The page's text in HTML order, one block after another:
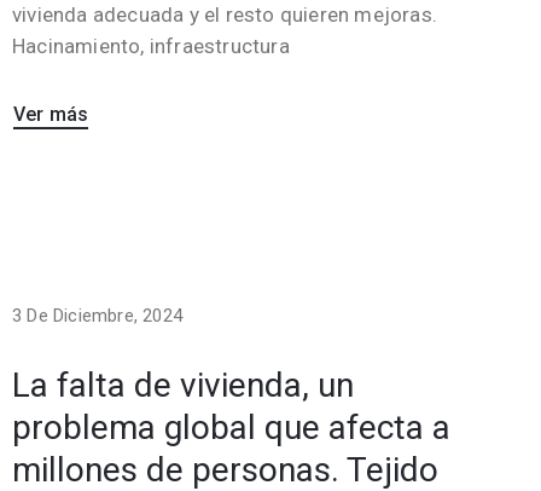
vivienda adecuada y el resto quieren mejoras.
Hacinamiento, infraestructura
Ver más
3 De Diciembre, 2024
La falta de vivienda, un
problema global que afecta a
millones de personas. Tejido